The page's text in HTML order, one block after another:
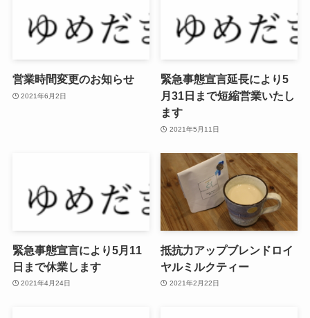
営業時間変更のお知らせ
2021年6月2日
緊急事態宣言延長により5
月31日まで短縮営業いたし
ます
2021年5月11日
緊急事態宣言により5月11
日まで休業します
2021年4月24日
抵抗力アップブレンドロイ
ヤルミルクティー
2021年2月22日